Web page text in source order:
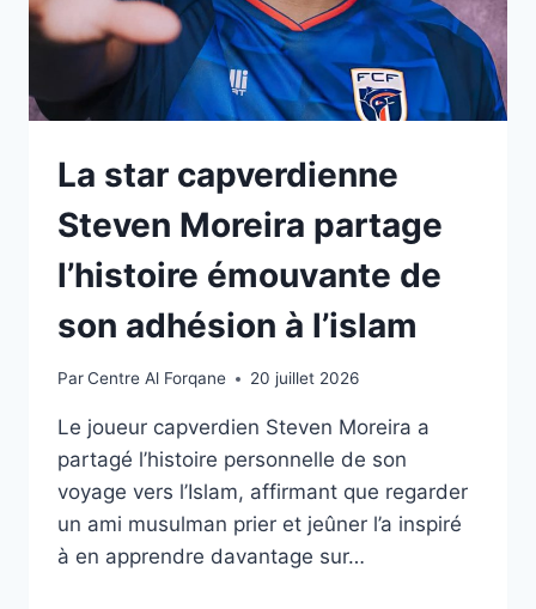
La star capverdienne
Steven Moreira partage
l’histoire émouvante de
son adhésion à l’islam
ParCentre Al Forqane 20 juillet 2026
Le joueur capverdien Steven Moreira a
partagé l’histoire personnelle de son
voyage vers l’Islam, affirmant que regarder
un ami musulman prier et jeûner l’a inspiré
à en apprendre davantage sur…